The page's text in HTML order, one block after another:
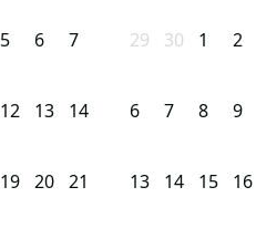
5 6 7
12 13 14
19 20 21
29 30 1 2
6 7 8 9
13 14 15 16